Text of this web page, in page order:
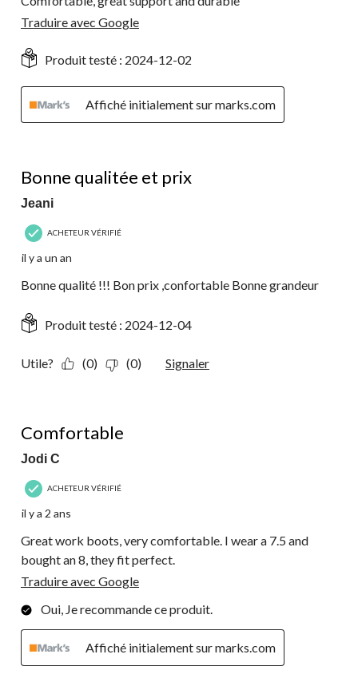
Traduire avec Google
Produit testé : 2024-12-02
Affiché initialement sur marks.com
Bonne qualitée et prix
Jeani
ACHETEUR VÉRIFIÉ
il y a un an
Bonne qualité !!! Bon prix ,confortable Bonne grandeur
Produit testé : 2024-12-04
Utile? (0) (0) Signaler
Comfortable
Jodi C
ACHETEUR VÉRIFIÉ
il y a 2 ans
Great work boots, very comfortable. I wear a 7.5 and
bought an 8, they fit perfect.
Traduire avec Google
Oui, Je recommande ce produit.
Affiché initialement sur marks.com